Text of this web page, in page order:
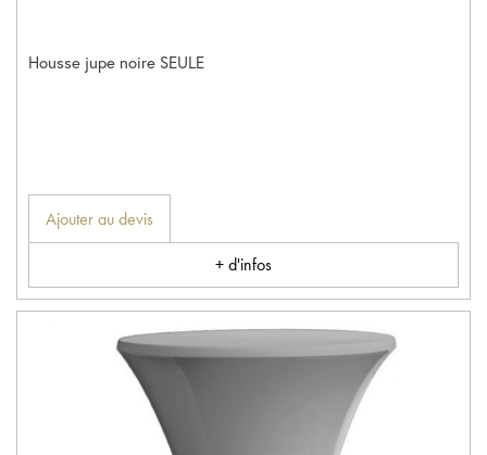
Housse jupe noire SEULE
Ajouter au devis
+ d'infos